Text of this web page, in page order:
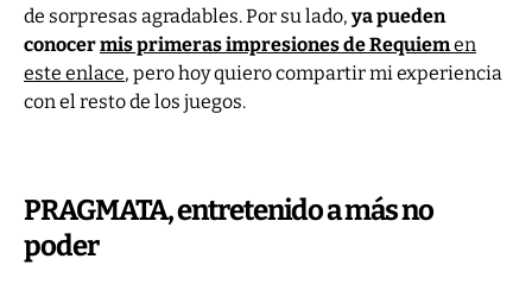
de sorpresas agradables. Por su lado, ya pueden
conocermis primeras impresiones de Requiemen
este enlace, pero hoy quiero compartir mi experiencia
con el resto de los juegos.
PRAGMATA, entretenido a más no
poder